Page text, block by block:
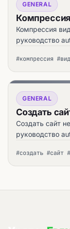
GENERAL
Компрессия
руководство
#компрессия
GENERAL
Создать
Создать сайт
руководство
#создать #сайт